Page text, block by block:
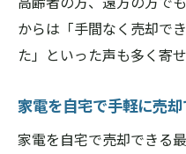
からは「手間なく売却で
た」といった声も多く寄
家電を自宅で手軽に売
家電を自宅で売却できる